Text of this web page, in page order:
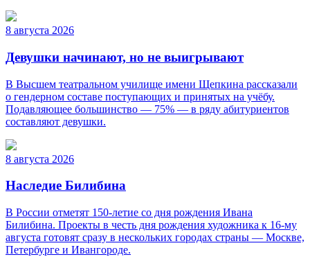
8 августа 2026
Девушки начинают, но не выигрывают
В Высшем театральном училище имени Щепкина рассказали
о гендерном составе поступающих и принятых на учёбу.
Подавляющее большинство — 75% — в ряду абитуриентов
составляют девушки.
8 августа 2026
Наследие Билибина
В России отметят 150-летие со дня рождения Ивана
Билибина. Проекты в честь дня рождения художника к 16-му
августа готовят сразу в нескольких городах страны — Москве,
Петербурге и Ивангороде.